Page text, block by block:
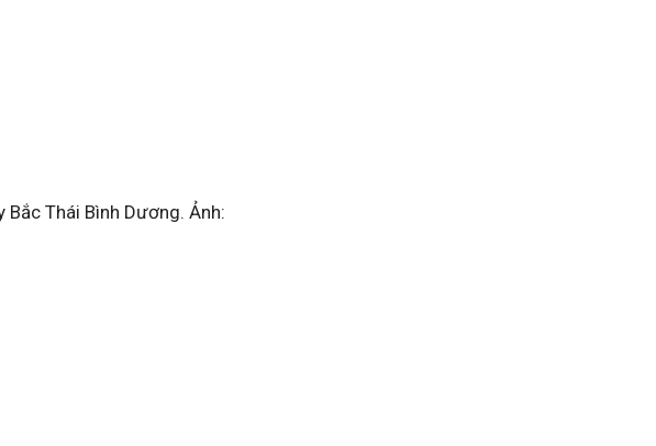
Thái Bình Dương. Ảnh: